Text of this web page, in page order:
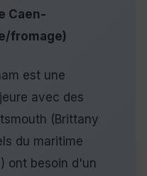
Caen-
fromage)
est une
avec des
(Brittany
du maritime
ont besoin d'un